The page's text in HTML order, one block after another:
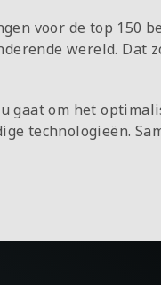
voor de top 150
wereld.
gaat om het
technologieën.